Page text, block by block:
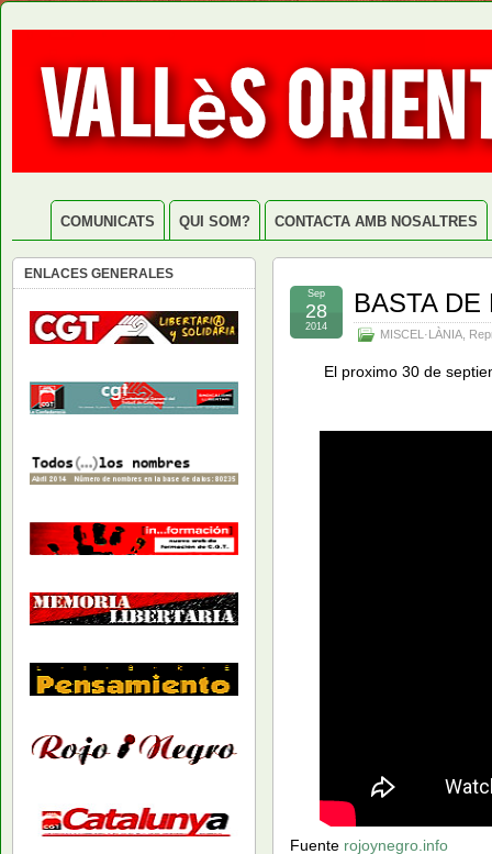
COMUNICATS QUI SOM? CONTACTA AMB NOSALTRES
BASTA
MISCEL·LÀNIA
Sep
28
2014
El proximo 30 de
Fuente rojoynegro.info
ENLACES GENERALES